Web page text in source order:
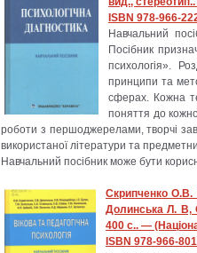
ISBN 978-966-
Навчальний
Посібник
психологія».
принципи та
сферах. Кожна
поняття до
роботи з першоджерелами, творчі
використаної літератури та
Навчальний посібник може бути
Скрипченко О.В.
Долинська Л. В,
400 с.. —
ISBN 978-966-